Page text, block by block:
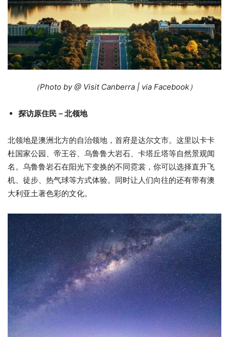
（Photo by @ Visit Canberra | via Facebook）
探访原住民－北领地
北领地是澳洲北方的自治领地，首府是达尔文市。这里以卡卡
杜国家公园、帝王谷、乌鲁鲁大岩石、卡塔丘塔等自然景观闻
名。乌鲁鲁岩石在阳光下变换的不同霓裳，你可以选择直升飞
机、徒步、热气球等方式体验。同时让人们向往的还有带有澳
大利亚土著色彩的文化。